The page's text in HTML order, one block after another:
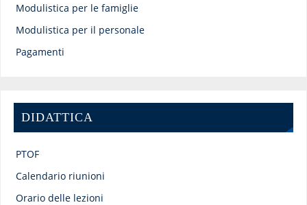
Modulistica per le famiglie
Modulistica per il personale
Pagamenti
DIDATTICA
PTOF
Calendario riunioni
Orario delle lezioni